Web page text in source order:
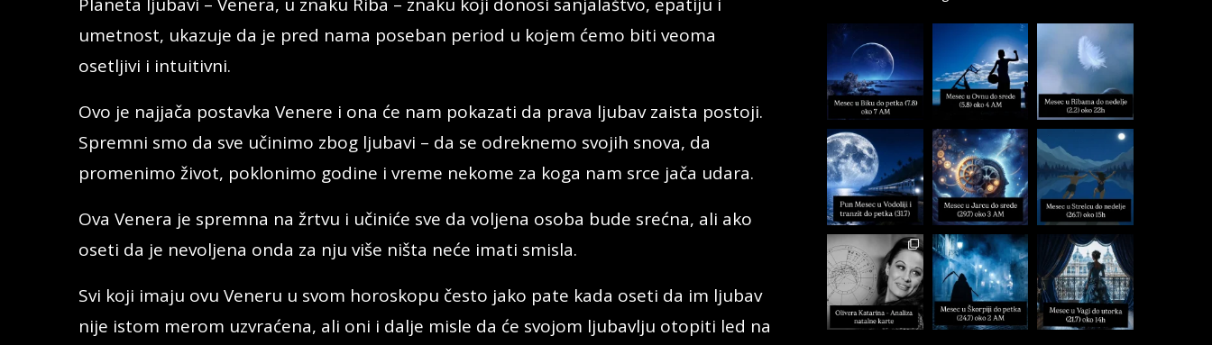
Planeta ljubavi – Venera, u znaku Riba – znaku koji donosi sanjalaštvo, epatiju i
umetnost, ukazuje da je pred nama poseban period u kojem ćemo biti veoma
osetljivi i intuitivni.
Ovo je najjača postavka Venere i ona će nam pokazati da prava ljubav zaista postoji.
Spremni smo da sve učinimo zbog ljubavi – da se odreknemo svojih snova, da
promenimo život, poklonimo godine i vreme nekome za koga nam srce jača udara.
Ova Venera je spremna na žrtvu i učiniće sve da voljena osoba bude srećna, ali ako
oseti da je nevoljena onda za nju više ništa neće imati smisla.
Svi koji imaju ovu Veneru u svom horoskopu često jako pate kada oseti da im ljubav
nije istom merom uzvraćena, ali oni i dalje misle da će svojom ljubavlju otopiti led na